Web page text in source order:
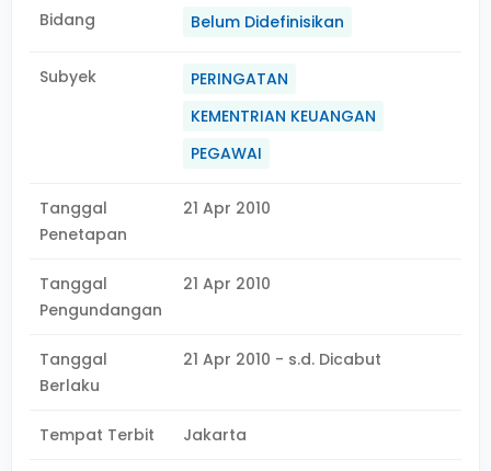
Bidang Belum Didefinisikan
Subyek
PERINGATAN
KEMENTRIAN KEUANGAN
PEGAWAI
Tanggal
Penetapan
21 Apr 2010
Tanggal
Pengundangan
21 Apr 2010
Tanggal
Berlaku
21 Apr 2010 - s.d. Dicabut
Tempat Terbit Jakarta